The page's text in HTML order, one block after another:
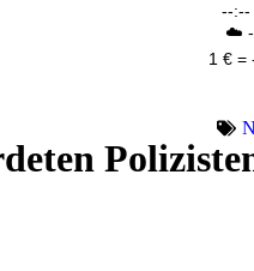
--:--
☁️
1 € =